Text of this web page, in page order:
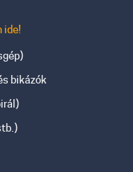
ide!
bikázók